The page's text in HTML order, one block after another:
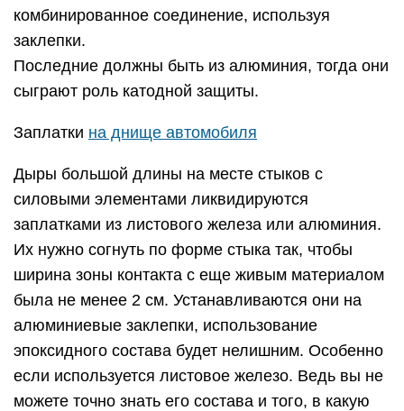
комбинированное соединение, используя
заклепки.
Последние должны быть из алюминия, тогда они
сыграют роль катодной защиты.
Заплатки на днище автомобиля
Дыры большой длины на месте стыков с
силовыми элементами ликвидируются
заплатками из листового железа или алюминия.
Их нужно согнуть по форме стыка так, чтобы
ширина зоны контакта с еще живым материалом
была не менее 2 см. Устанавливаются они на
алюминиевые заклепки, использование
эпоксидного состава будет нелишним. Особенно
если используется листовое железо. Ведь вы не
можете точно знать его состава и того, в какую